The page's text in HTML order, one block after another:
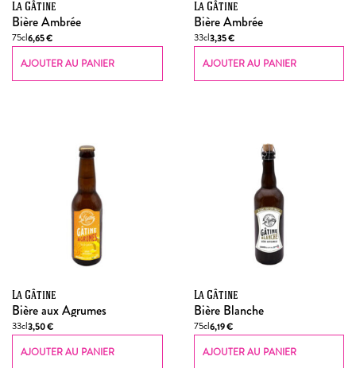
La Gâtine
Bière Ambrée
75cl6,65€
AJOUTER AU PANIER
La Gâtine
Bière Ambrée
33cl3,35€
AJOUTER AU PANIER
La Gâtine
Bière aux Agrumes
33cl3,50€
AJOUTER AU PANIER
La Gâtine
Bière Blanche
75cl6,19€
AJOUTER AU PANIER